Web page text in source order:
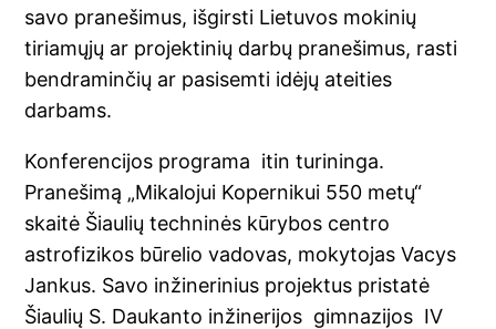
savo pranešimus, išgirsti Lietuvos mokinių
tiriamųjų ar projektinių darbų pranešimus, rasti
bendraminčių ar pasisemti idėjų ateities
darbams.
Konferencijos programa itin turininga.
Pranešimą „Mikalojui Kopernikui 550 metų“
skaitė Šiaulių techninės kūrybos centro
astrofizikos būrelio vadovas, mokytojas Vacys
Jankus. Savo inžinerinius projektus pristatė
Šiaulių S. Daukanto inžinerijos gimnazijos IV